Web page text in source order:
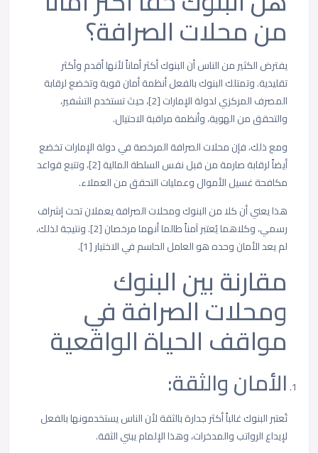
من محلات الصرافة؟
يفترض الكثير من الناس أن البنوك أكثر أماناً لأنها أقدم وأكثر
تقليدية. وتمتلك البنوك بالفعل أنظمة أمان قوية وتخضع لرقابة
المصرف المركزي لدولة الإمارات [2]، حيث تستخدم التشفير،
والتحقق من الهوية، وأنظمة مراقبة الاحتيال.
ومع ذلك، فإن محلات الصرافة المرخصة في دولة الإمارات تخضع
أيضاً لرقابة صارمة من قبل نفس السلطة المالية [2]، وتتبع قواعد
مكافحة غسيل الأموال وعمليات التحقق من العملاء.
هذا يعني أن كلا من البنوك ومحلات الصرافة يعملان تحت إشراف
رسمي، وكلاهما يُعتبر آمناً طالما أنهما مرخصان [2]. ونتيجة لذلك،
لم يعد الأمان وحده هو العامل الحاسم في الاختيار [1].
مقارنة بين البنوك
ومحلات الصرافة في
مواقف الحياة الواقعية
الأمان والثقة:
تُعتبر البنوك غالباً أكثر جدارة بالثقة لأن الناس يستخدمونها بالفعل
لإيداع الرواتب والمدخرات، وهذا الإلمام يبني الثقة.